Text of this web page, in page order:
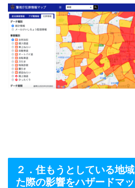
２．住もうとしている地
た際の影響をハザードマ